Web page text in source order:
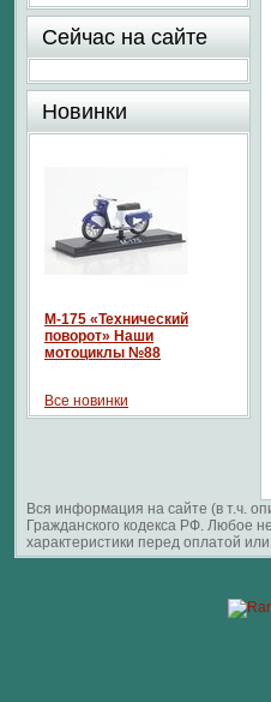
Сейчас на сайте
Новинки
М-175 «Технический
поворот» Наши
мотоциклы №88
Все новинки
Вся информация на сайте (в т.ч.
Гражданского кодекса РФ. Любое
характеристики перед оплатой